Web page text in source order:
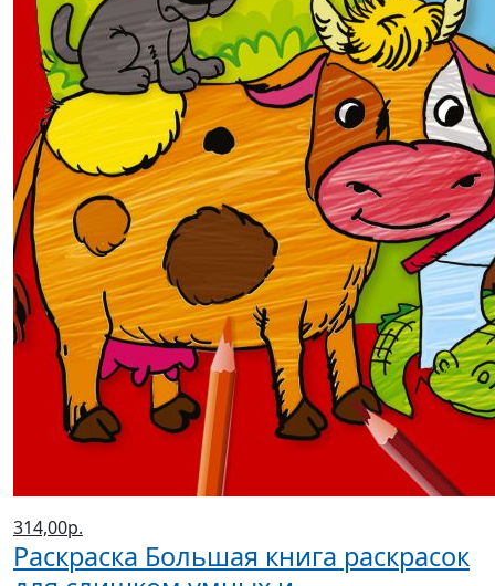
314,00р.
Раскраска Большая книга раскрасок